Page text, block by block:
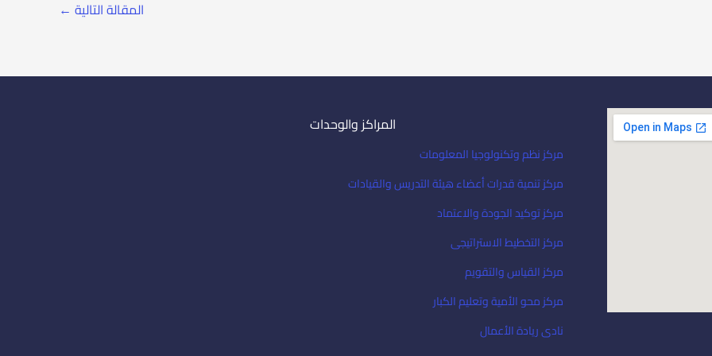
المقالة التالية ←
المراكز والوحدات
مركز نظم وتكنولوجيا المعلومات
مركز تنمية قدرات أعضاء هيئة التدريس والقيادات
مركز توكيد الجودة والاعتماد
مركز التخطيط الاستراتيجى
مركز القياس والتقويم
مركز محو الأمية وتعليم الكبار
نادى ريادة الأعمال